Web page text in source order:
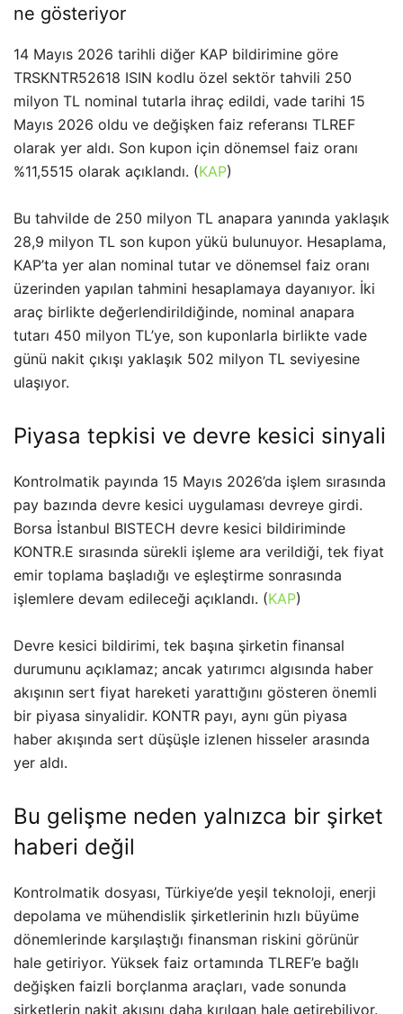
ne gösteriyor
14 Mayıs 2026 tarihli diğer KAP bildirimine göre
TRSKNTR52618 ISIN kodlu özel sektör tahvili 250
milyon TL nominal tutarla ihraç edildi, vade tarihi 15
Mayıs 2026 oldu ve değişken faiz referansı TLREF
olarak yer aldı. Son kupon için dönemsel faiz oranı
%11,5515 olarak açıklandı. (KAP)
Bu tahvilde de 250 milyon TL anapara yanında yaklaşık
28,9 milyon TL son kupon yükü bulunuyor. Hesaplama,
KAP’ta yer alan nominal tutar ve dönemsel faiz oranı
üzerinden yapılan tahmini hesaplamaya dayanıyor. İki
araç birlikte değerlendirildiğinde, nominal anapara
tutarı 450 milyon TL’ye, son kuponlarla birlikte vade
günü nakit çıkışı yaklaşık 502 milyon TL seviyesine
ulaşıyor.
Piyasa tepkisi ve devre kesici sinyali
Kontrolmatik payında 15 Mayıs 2026’da işlem sırasında
pay bazında devre kesici uygulaması devreye girdi.
Borsa İstanbul BISTECH devre kesici bildiriminde
KONTR.E sırasında sürekli işleme ara verildiği, tek fiyat
emir toplama başladığı ve eşleştirme sonrasında
işlemlere devam edileceği açıklandı. (KAP)
Devre kesici bildirimi, tek başına şirketin finansal
durumunu açıklamaz; ancak yatırımcı algısında haber
akışının sert fiyat hareketi yarattığını gösteren önemli
bir piyasa sinyalidir. KONTR payı, aynı gün piyasa
haber akışında sert düşüşle izlenen hisseler arasında
yer aldı.
Bu gelişme neden yalnızca bir şirket
haberi değil
Kontrolmatik dosyası, Türkiye’de yeşil teknoloji, enerji
depolama ve mühendislik şirketlerinin hızlı büyüme
dönemlerinde karşılaştığı finansman riskini görünür
hale getiriyor. Yüksek faiz ortamında TLREF’e bağlı
değişken faizli borçlanma araçları, vade sonunda
şirketlerin nakit akışını daha kırılgan hale getirebiliyor.